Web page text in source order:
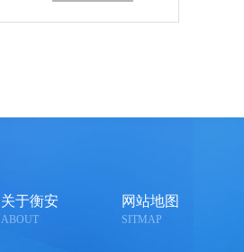
关于衡安
ABOUT
网站地图
SITMAP